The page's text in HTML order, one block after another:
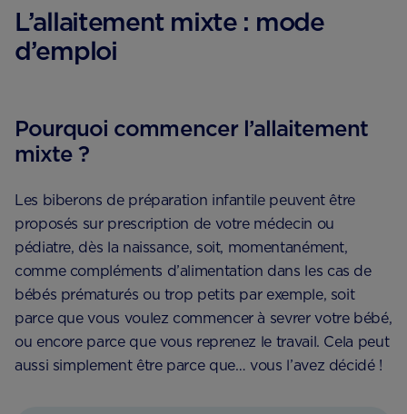
L’allaitement mixte : mode
d’emploi
Pourquoi commencer l’allaitement
mixte ?
Les biberons de préparation infantile peuvent être
proposés sur prescription de votre médecin ou
pédiatre, dès la naissance, soit, momentanément,
comme compléments d’alimentation dans les cas de
bébés prématurés ou trop petits par exemple, soit
parce que vous voulez commencer à sevrer votre bébé,
ou encore parce que vous reprenez le travail. Cela peut
aussi simplement être parce que… vous l’avez décidé !